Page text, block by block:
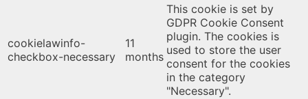
cookielawinfo-
checkbox-necessary
11
months
This cookie is set by
GDPR Cookie Consent
plugin. The cookies is
used to store the user
consent for the cookies
in the category
"Necessary".